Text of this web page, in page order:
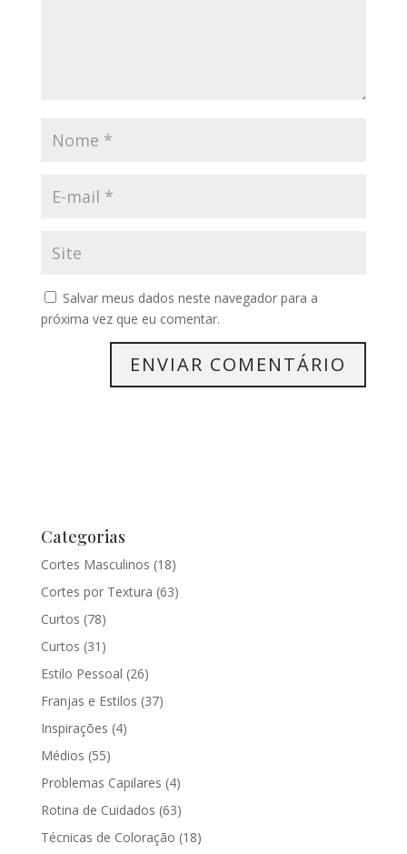
Salvar meus dados neste navegador para a
próxima vez que eu comentar.
Categorias
Cortes Masculinos (18)
Cortes por Textura (63)
Curtos (78)
Curtos (31)
Estilo Pessoal (26)
Franjas e Estilos (37)
Inspirações (4)
Médios (55)
Problemas Capilares (4)
Rotina de Cuidados (63)
Técnicas de Coloração (18)